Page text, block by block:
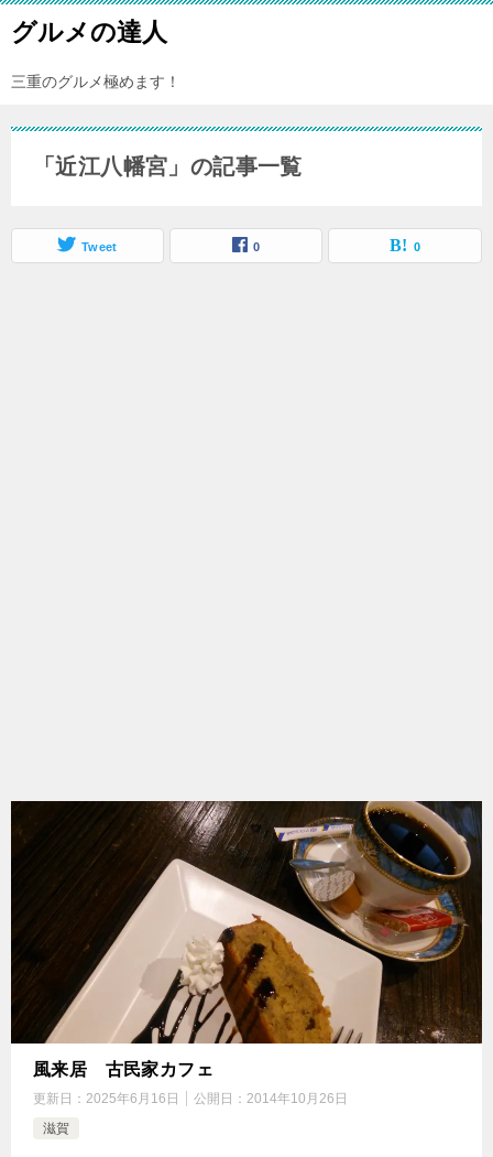
グルメの達人
三重のグルメ極めます！
「近江八幡宮」の記事一覧
Tweet 0 0
風来居 古民家カフェ
更新日： 2025年6月16日 公開日： 2014年10月26日
滋賀